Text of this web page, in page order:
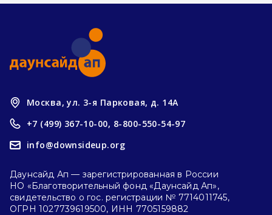
Москва, ул. 3-я Парковая, д. 14А
+7 (499) 367-10-00, 8-800-550-54-97
info@downsideup.org
Даунсайд Ап — зарегистрированная в России
НО «Благотворительный фонд «Даунсайд Ап»,
свидетельство о гос. регистрации № 7714011745,
ОГРН 1027739619500, ИНН 7705159882